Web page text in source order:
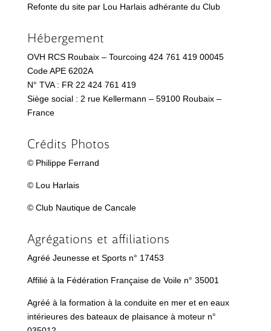
Refonte du site par Lou Harlais adhérante du Club
Hébergement
OVH RCS Roubaix – Tourcoing 424 761 419 00045
Code APE 6202A
N° TVA : FR 22 424 761 419
Siège social : 2 rue Kellermann – 59100 Roubaix –
France
Crédits Photos
© Philippe Ferrand
© Lou Harlais
© Club Nautique de Cancale
Agrégations et affiliations
Agréé Jeunesse et Sports n° 17453
Affilié à la Fédération Française de Voile n° 35001
Agréé à la formation à la conduite en mer et en eaux
intérieures des bateaux de plaisance à moteur n°